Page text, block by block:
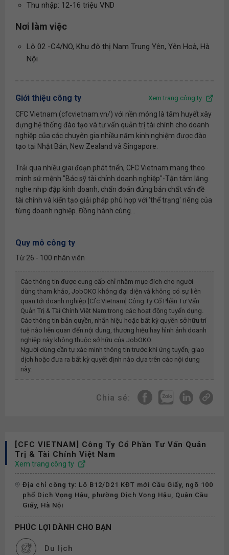
Thu nhập: 12-16 triệu VND
Nơi làm việc
Lô 02 -C4/NO, Khu đô thị Nam Trung Yên, Yên Hoà, Hà
Nội
Giới thiệu công ty Xem trang công ty
CFC Vietnam (cfcvietnam.vn/) với nền móng là tâm huyết xây
dựng hệ thống đào tạo và tư vấn quản trị tài chính cho doanh
nghiệp của các chuyên gia nhiều năm kinh nghiệm được đào
tạo tại Nhật Bản, New Zealand và Singapore.
Trải qua nhiều giai đoạn phát triển, CFC Vietnam mang theo
mình sứ mệnh "Bác sỹ tài chính doanh nghiệp"-Tận tâm lắng
nghe nhịp đập kinh doanh, chẩn đoán đúng bản chất vấn đề
tài chính và kiến tạo giải pháp phù hợp với 'thể trạng' riêng của
từng doanh nghiệp. Đồng hành cùng...
Quy mô công ty
Từ 26 - 100 nhân viên
Các thông tin được cung cấp chỉ nhằm mục đích cho người
dùng tham khảo, JobOKO không đại diện và không có sự liên
quan tới doanh nghiệp [cfc Vietnam] Công Ty Cổ Phần Tư Vấn
Quản Trị & Tài Chính Việt Nam trong các hoạt động tuyển dụng.
Các thông tin bản quyền, nhãn hiệu hoặc bất kỳ quyền sở hữu trí
tuệ nào liên quan đến nội dung, thương hiệu hay hình ảnh doanh
nghiệp này không thuộc sở hữu của JobOKO.
Người dùng cần tự xác minh thông tin trước khi ứng tuyển, giao
dịch hoặc đưa ra bất kỳ quyết định nào dựa trên các nội dung
này.
Chia sẻ:
[CFC VIETNAM] Công Ty Cổ Phần Tư Vấn Quản
Trị & Tài Chính Việt Nam
Xem trang công ty
Địa chỉ công ty: Lô B12/D21 KĐT mới Cầu Giấy, ngõ 100
phố Dịch Vọng Hậu, phường Dịch Vọng Hậu, Quận Cầu
Giấy, Hà Nội
PHÚC LỢI DÀNH CHO BẠN
Du lịch